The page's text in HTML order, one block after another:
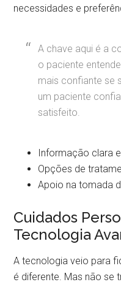
necessidades e
A chave aqui é a
o paciente
mais confiante se
um paciente
satisfeito.
Informação clara
Opções de
Apoio na tomada
Cuidados
Tecnologia
A tecnologia veio para
é diferente. Mas não se